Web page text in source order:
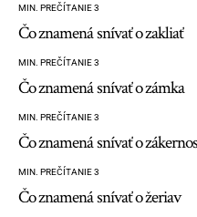
MIN. PREČÍTANIE 3
Čo znamená snívať o zakliať
MIN. PREČÍTANIE 3
Čo znamená snívať o zámka
MIN. PREČÍTANIE 3
Čo znamená snívať o
MIN. PREČÍTANIE 3
Čo znamená snívať o žeriav